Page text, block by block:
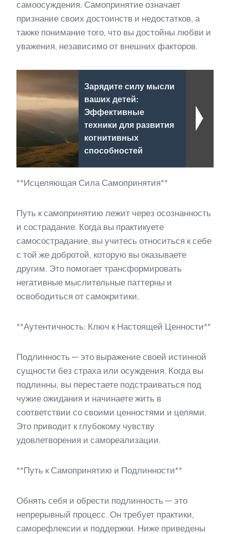
самоосуждения. Самопринятие означает
признание своих достоинств и недостатков, а
также понимание того, что вы достойны любви и
уважения, независимо от внешних факторов.
Зарядите силу мысли
ваших детей:
Эффективные
техники для развития
когнитивных
способностей
**Исцеляющая Сила Самопринятия**
Путь к самопринятию лежит через осознанность
и сострадание. Когда вы практикуете
самосострадание, вы учитесь относиться к себе
с той же добротой, которую вы оказываете
другим. Это помогает трансформировать
негативные мыслительные паттерны и
освободиться от самокритики.
**Аутентичность: Ключ к Настоящей Ценности**
Подлинность — это выражение своей истинной
сущности без страха или осуждения. Когда вы
подлинны, вы перестаете подстраиваться под
чужие ожидания и начинаете жить в
соответствии со своими ценностями и целями.
Это приводит к глубокому чувству
удовлетворения и самореализации.
**Путь к Самопринятию и Подлинности**
Обнять себя и обрести подлинность — это
непрерывный процесс. Он требует практики,
саморефлексии и поддержки. Ниже приведены